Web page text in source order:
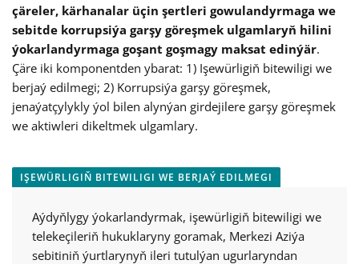
çäreler, kärhanalar üçin şertleri gowulandyrmaga we
sebitde korrupsiýa garşy göreşmek ulgamlaryň hilini
ýokarlandyrmaga goşant goşmagy maksat edinýär.
Çäre iki komponentden ybarat: 1) Işewürligiň bitewiligi we
berjaý edilmegi; 2) Korrupsiýa garşy göreşmek,
jenaýatçylykly ýol bilen alynýan girdejilere garşy göreşmek
we aktiwleri dikeltmek ulgamlary.
IŞEWÜRLIGIŇ BITEWILIGI WE BERJAÝ EDILMEGI
Aýdyňlygy ýokarlandyrmak, işewürligiň bitewiligi we
telekeçileriň hukuklaryny goramak, Merkezi Aziýa
sebitiniň ýurtlarynyň ileri tutulýan ugurlaryndan